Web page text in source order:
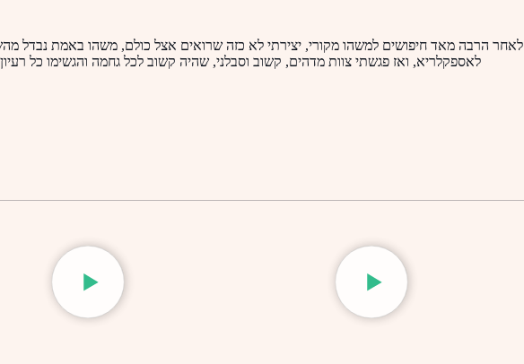
לאחר הרבה מאד חיפושים למשהו מקורי, יצירתי לא כזה שרואים אצל כולם, משהו באמת נבדל
לאספקלריא, ואז פגשתי צוות מדהים, קשוב וסבלני, שהיה קשוב לכל גחמה והגשימו כל